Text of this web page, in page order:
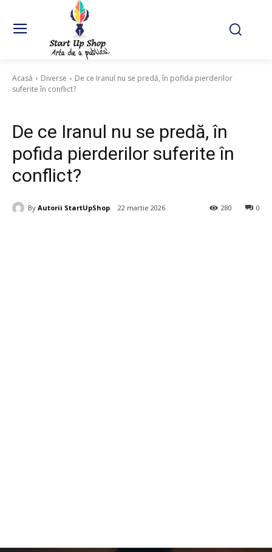
Acasă Diverse
De ce Iranul nu se predă, în pofida pierderilor
suferite în conflict?
De ce Iranul nu se predă, în
pofida pierderilor suferite în
conflict?
By Autorii StartUpShop 22 martie 2026 0
280